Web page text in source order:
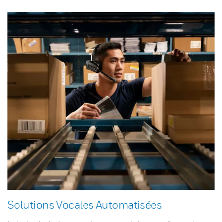
Solutions Vocales Automatisées